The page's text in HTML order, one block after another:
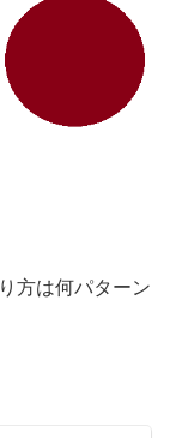
方は何パターン